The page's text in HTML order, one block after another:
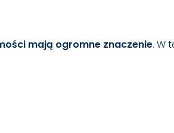
mają ogromne znaczenie. W